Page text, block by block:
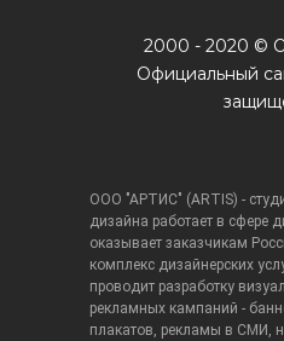
2000 - 2020 ©
Официальный
ООО "АРТИС" (ARTIS) -
дизайна работает в сфере
оказывает заказчикам
комплекс дизайнерских
проводит разработку
рекламных кампаний -
плакатов, рекламы в СМИ,